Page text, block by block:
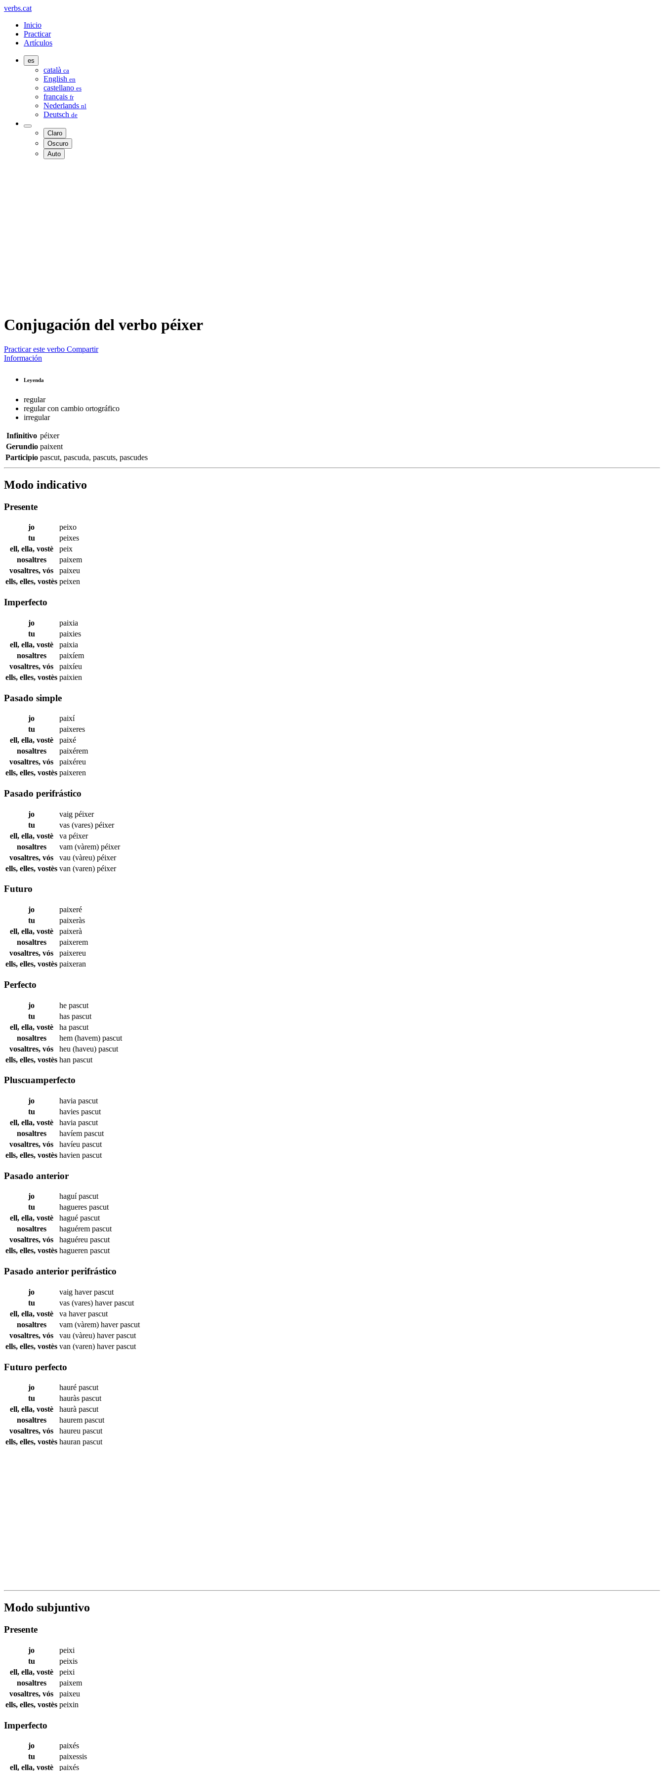
verbs.cat
Inicio
Practicar
Artículos
es
català ca
English en
castellano es
français fr
Nederlands nl
Deutsch de
Claro
Oscuro
Auto
Conjugación del verbo péixer
Practicar este verbo Compartir
Información
Leyenda
regular
regular con cambio ortográfico
irregular
Infinitivo péixer
Gerundio paixent
Participio pascut, pascuda, pascuts, pascudes
Modo indicativo
Presente
jo
peixo
tu
peixes
ell, ella, vostè
peix
nosaltres
paixem
vosaltres, vós
paixeu
ells, elles, vostès peixen
Imperfecto
jo
paixia
tu
paixies
ell, ella, vostè
paixia
nosaltres
paixíem
vosaltres, vós
paixíeu
ells, elles, vostès paixien
Pasado simple
jo
paixí
tu
paixeres
ell, ella, vostè
paixé
nosaltres
paixérem
vosaltres, vós
paixéreu
ells, elles, vostès paixeren
Pasado perifrástico
jo vaig péixer
tu
vas (vares) péixer
ell, ella, vostè
va péixer
nosaltres
vam (vàrem) péixer
vosaltres, vós
vau (vàreu) péixer
ells, elles, vostès van (varen) péixer
Futuro
jo
paixeré
tu
paixeràs
ell, ella, vostè
paixerà
nosaltres
paixerem
vosaltres, vós
paixereu
ells, elles, vostès paixeran
Perfecto
jo he pascut
tu
has pascut
ell, ella, vostè
ha pascut
nosaltres
hem (havem) pascut
vosaltres, vós
heu (haveu) pascut
ells, elles, vostès han pascut
Pluscuamperfecto
jo havia pascut
tu
havies pascut
ell, ella, vostè
havia pascut
nosaltres
havíem pascut
vosaltres, vós
havíeu pascut
ells, elles, vostès havien pascut
Pasado anterior
jo haguípascut
tu
hagueres pascut
ell, ella, vostè
hagué pascut
nosaltres
haguérem pascut
vosaltres, vós
haguéreu pascut
ells, elles, vostès hagueren pascut
Pasado anterior perifrástico
jo vaig haverpascut
tu
vas (vares) haverpascut
ell, ella, vostè
va haverpascut
nosaltres
vam (vàrem) haverpascut
vosaltres, vós
vau (vàreu) haverpascut
ells, elles, vostès van (varen) haverpascut
Futuro perfecto
jo hauré pascut
tu
hauràs pascut
ell, ella, vostè
haurà pascut
nosaltres
haurem pascut
vosaltres, vós
haureu pascut
ells, elles, vostès hauran pascut
Modo subjuntivo
Presente
jo
peixi
tu
peixis
ell, ella, vostè
peixi
nosaltres
paixem
vosaltres, vós
paixeu
ells, elles, vostès peixin
Imperfecto
jo
paixés
tu
paixessis
ell, ella, vostè
paixés